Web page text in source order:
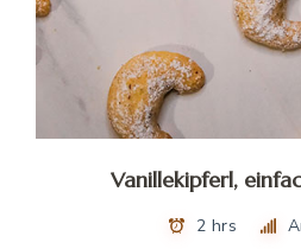
Vanillekipferl,
2 hrs